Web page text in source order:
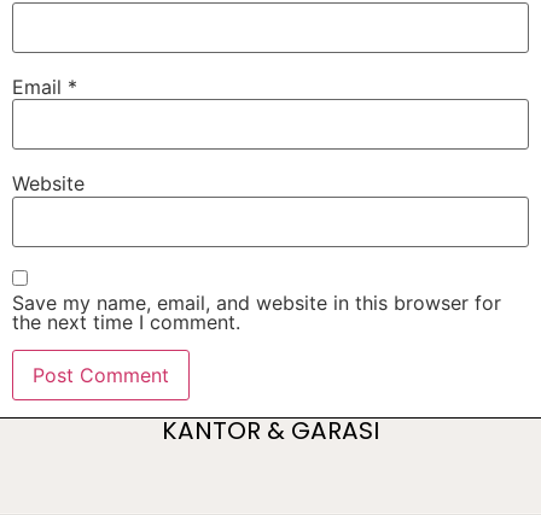
Email *
Website
Save my name, email, and website in this browser for
the next time I comment.
KANTOR & GARASI